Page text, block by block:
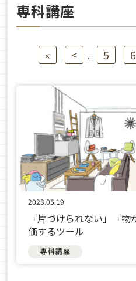
専科講座
« < ... 5 6
2023.05.19
「片づけられない」「
価するツール
専科講座